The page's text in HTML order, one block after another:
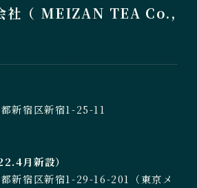
社（ MEIZAN TEA Co.,
新宿区新宿1-25-11
月新設）
新宿区新宿1-29-16-201（東京メ